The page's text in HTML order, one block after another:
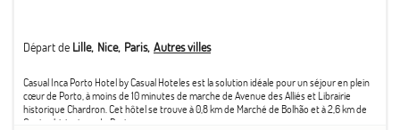
Départ de Lille Nice Paris Autres villes
Casual Inca Porto Hotel by Casual Hoteles est la solution idéale pour un séjour en plein
cœur de Porto, à moins de 10 minutes de marche de Avenue des Alliés et Librairie
historique Chardron. Cet hôtel se trouve à 0,8 km de Marché de Bolhão et à 2,6 km de
Centre historique de Porto.